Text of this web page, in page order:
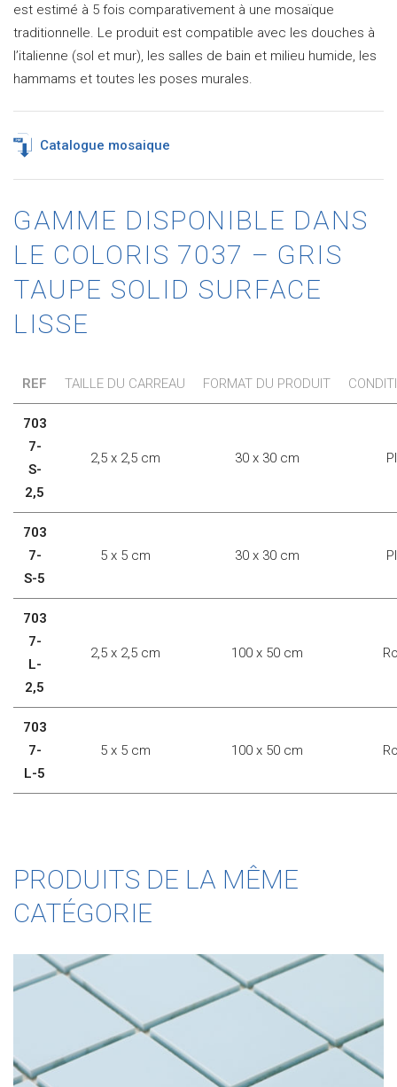
est estimé à 5 fois comparativement à une mosaïque
traditionnelle. Le produit est compatible avec les douches à
l’italienne (sol et mur), les salles de bain et milieu humide, les
hammams et toutes les poses murales.
Catalogue mosaique
GAMME DISPONIBLE DANS
LE COLORIS 7037 – GRIS
TAUPE SOLID SURFACE
LISSE
REF TAILLE DU CARREAU FORMAT DU PRODUIT
703
7-
S-
2,5
2,5 x 2,5 cm 30 x 30 cm
703
7-
S-5
5 x 5 cm 30 x 30 cm
703
7-
L-
2,5
2,5 x 2,5 cm 100 x 50 cm
703
7-
L-5
5 x 5 cm 100 x 50 cm
PRODUITS DE LA MÊME
CATÉGORIE